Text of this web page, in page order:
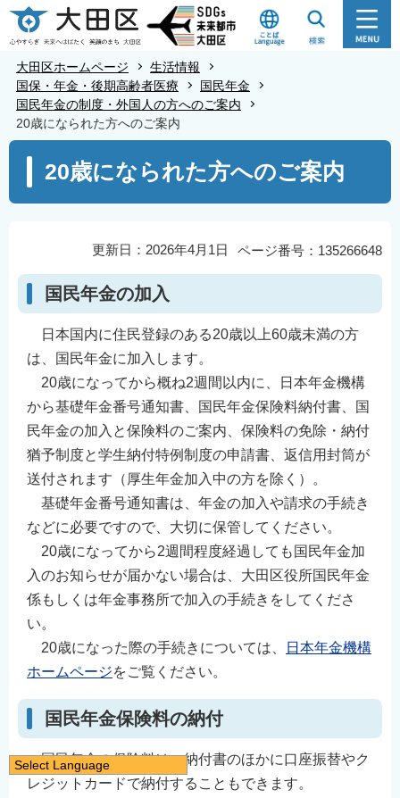
こ
の
で
大田区ホームページ
生活情報
国保・年金・後期高齢者医療
国民年金
国民年金の制度・外国人の方へのご案内
20歳になられた方へのご案内
こ
ら
20歳になられた方へのご案内
ページ番号：135266648
更新日：2026年4月1日
国民年金の加入
日本国内に住民登録のある20歳以上60歳未満の方
は、国民年金に加入します。
20歳になってから概ね2週間以内に、日本年金機構
から基礎年金番号通知書、国民年金保険料納付書、国
民年金の加入と保険料のご案内、保険料の免除・納付
猶予制度と学生納付特例制度の申請書、返信用封筒が
送付されます（厚生年金加入中の方を除く）。
基礎年金番号通知書は、年金の加入や請求の手続き
などに必要ですので、大切に保管してください。
20歳になってから2週間程度経過しても国民年金加
入のお知らせが届かない場合は、大田区役所国民年金
係もしくは年金事務所で加入の手続きをしてくださ
い。
20歳になった際の手続きについては、
日本年金機構
ホームページをご覧ください。
国民年金保険料の納付
国民年金の保険料は、納付書のほかに口座振替やク
レジットカードで納付することもできます。
Select Language
日本語